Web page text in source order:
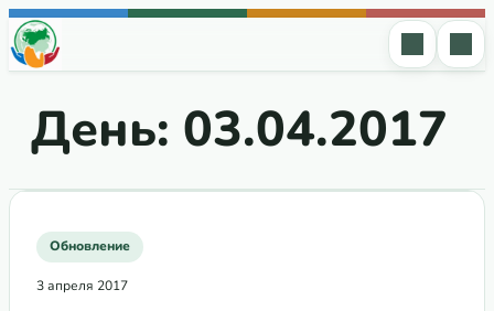
Перейти к содержимому
День: 03.04.2017
Обновление
3 апреля 2017